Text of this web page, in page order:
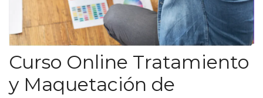
Curso Online Tratamiento
y Maquetación de